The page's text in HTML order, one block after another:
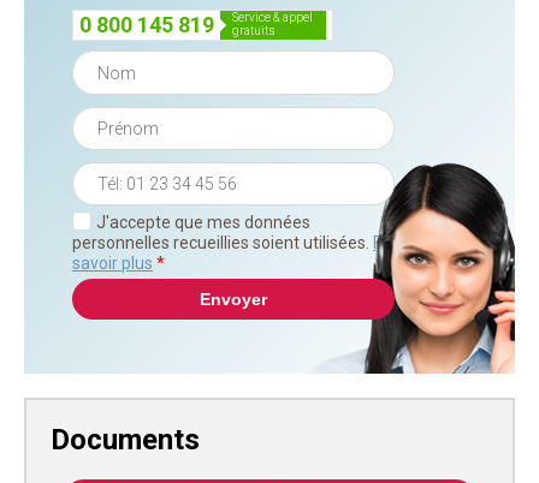
0 800 145 819
service & appel
gratuits
J'accepte que mes données
personnelles recueillies soient utilisées. En
savoir plus *
Documents